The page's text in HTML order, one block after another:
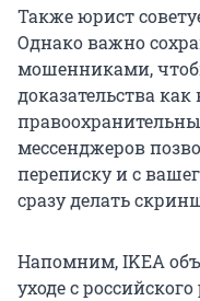
Также юрист
Однако важно
мошенниками,
доказательства как
мессенджеров
переписку и с
сразу делать
Напомним, IKEA
уходе с